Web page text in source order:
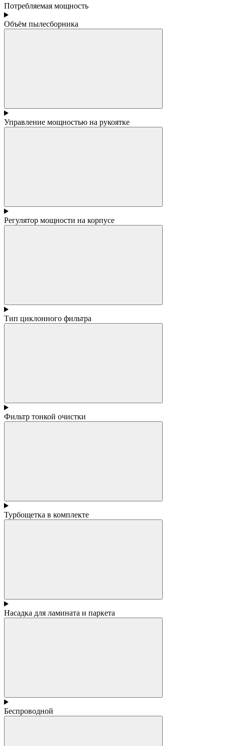
Потребляемая мощность
Объём пылесборника
Управление мощностью на рукоятке
Регулятор мощности на корпусе
Тип циклонного фильтра
Фильтр тонкой очистки
Турбощетка в комплекте
Насадка для ламината и паркета
Беспроводной